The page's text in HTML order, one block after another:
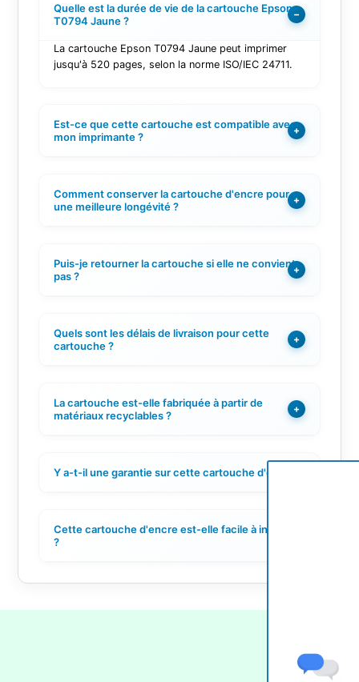
Quelle est la durée de vie de la cartouche Epson
T0794 Jaune ?
−
La cartouche Epson T0794 Jaune peut imprimer
jusqu'à 520 pages, selon la norme ISO/IEC 24711.
Est-ce que cette cartouche est compatible avec
mon imprimante ?
+
Comment conserver la cartouche d'encre pour
une meilleure longévité ?
+
Puis-je retourner la cartouche si elle ne convient
pas ?
+
Quels sont les délais de livraison pour cette
cartouche ?
+
La cartouche est-elle fabriquée à partir de
matériaux recyclables ?
+
Y a-t-il une garantie sur cette cartouche d'encre ?
Cette cartouche d'encre est-elle facile à installer
?